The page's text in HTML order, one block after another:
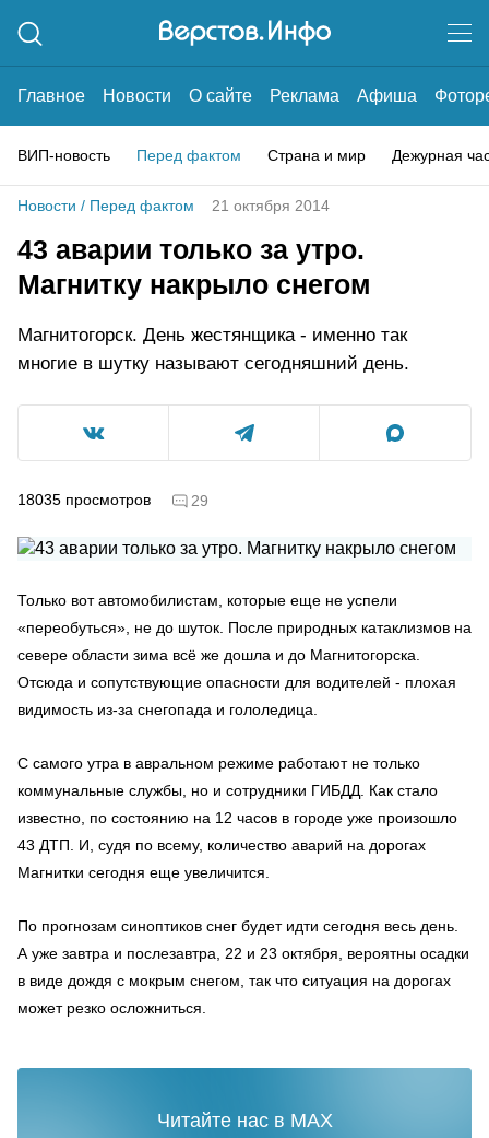
Главное Новости О сайте Реклама Афиша
ВИП-новость Перед фактом Страна и мир Дежурная
Новости / Перед фактом 21 октября 2014
43 аварии только за утро.
Магнитку накрыло снегом
Магнитогорск. День жестянщика - именно так
многие в шутку называют сегодняшний день.
18035 просмотров 29
Только вот автомобилистам, которые еще не успели
«переобуться», не до шуток. После природных катаклизмов на
севере области зима всё же дошла и до Магнитогорска.
Отсюда и сопутствующие опасности для водителей - плохая
видимость из-за снегопада и гололедица.
С самого утра в авральном режиме работают не только
коммунальные службы, но и сотрудники ГИБДД. Как стало
известно, по состоянию на 12 часов в городе уже произошло
43 ДТП. И, судя по всему, количество аварий на дорогах
Магнитки сегодня еще увеличится.
По прогнозам синоптиков снег будет идти сегодня весь день.
А уже завтра и послезавтра, 22 и 23 октября, вероятны осадки
в виде дождя с мокрым снегом, так что ситуация на дорогах
может резко осложниться.
Читайте нас в MAX